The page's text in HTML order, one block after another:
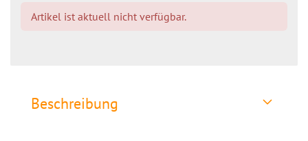
Artikel ist aktuell nicht verfügbar.
Beschreibung